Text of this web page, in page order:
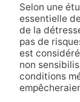
Selon une
essentielle
de la
pas de
est
non
conditions